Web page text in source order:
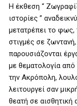
Η έκθεση “
ιστορίες ”
μετατρέπει το φως,
στιγμές σε
παρουσιάζονται
με θεματολογία από
την Ακρόπολη,
λειτουργεί σαν
θεατή σε αισθητική